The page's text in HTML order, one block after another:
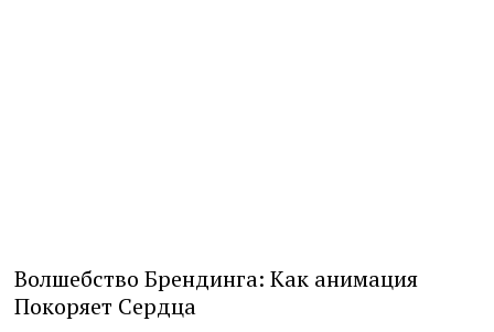
Волшебство Брендинга: Как анимация
Покоряет Сердца